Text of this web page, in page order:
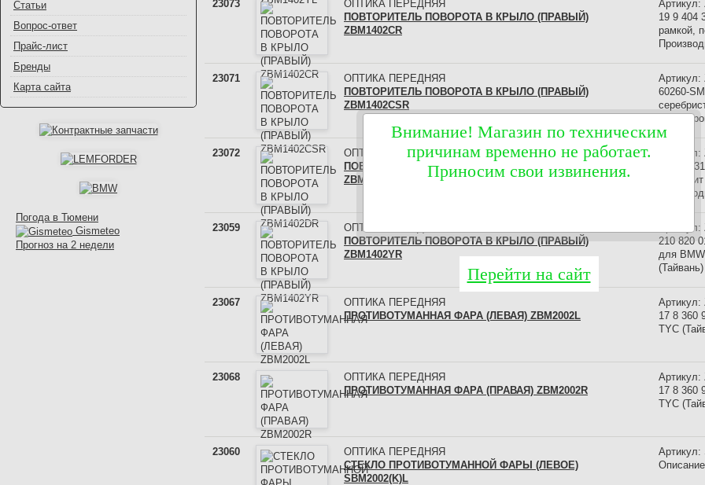
Внимание! Магазин по техническим
причинам временно не работает.
Приносим свои извинения.
Перейти на сайт
Статьи
Вопрос-ответ
Прайс-лист
Бренды
Карта сайта
Погода в Тюмени
Gismeteo
Прогноз на 2 недели
23073
ОПТИКА ПЕРЕДНЯЯ
ПОВТОРИТЕЛЬ ПОВОРОТА В КРЫЛО (ПРАВЫЙ)
ZBM1402CR
Артикул:
19 9 404
рамкой,
23071
ОПТИКА ПЕРЕДНЯЯ
ПОВТОРИТЕЛЬ ПОВОРОТА В КРЫЛО (ПРАВЫЙ)
ZBM1402CSR
Артикул:
60260-
(E36)
23072
ОПТИКА ПЕРЕДНЯЯ
ПОВТОРИТЕЛЬ ПОВОРОТА В КРЫЛО (ПРАВЫЙ)
ZBM1402DR
1U 09
23059
ОПТИКА ПЕРЕДНЯЯ
ПОВТОРИТЕЛЬ ПОВОРОТА В КРЫЛО (ПРАВЫЙ)
ZBM1402YR
210 820
для
(Тайвань)
23067
ОПТИКА ПЕРЕДНЯЯ
ПРОТИВОТУМАННАЯ ФАРА (ЛЕВАЯ) ZBM2002L
Артикул:
17 8 360
TYC
23068
ОПТИКА ПЕРЕДНЯЯ
ПРОТИВОТУМАННАЯ ФАРА (ПРАВАЯ) ZBM2002R
Артикул:
17 8 360
TYC
23060
ОПТИКА ПЕРЕДНЯЯ
СТЕКЛО ПРОТИВОТУМАННОЙ ФАРЫ (ЛЕВОЕ)
SBM2002(K)L
Артикул: